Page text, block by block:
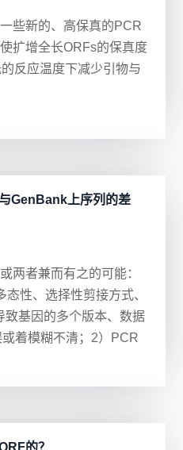
些新的、高保真的PCR
扩增全长ORFs的保真度
反应温度下减少引物与
GenBank上序列的差
两者兼而有之的可能：
性、选择性剪接方式、
致基因的多个版本、数据
着模糊不清；2）PCR
克隆的用户往往只是将